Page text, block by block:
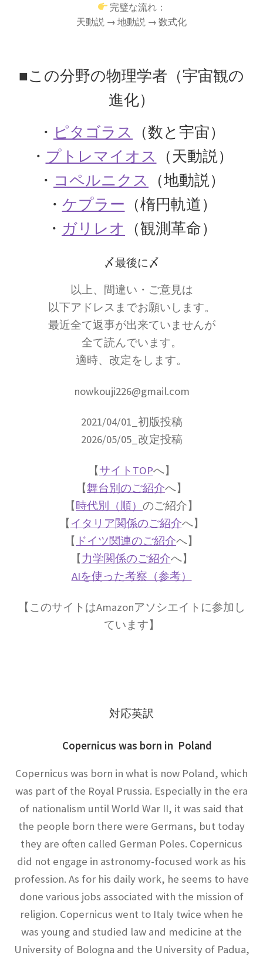
【Alexander Graham Bell‗1847年3月3日 ～1922年
8月2日】 — 声を「距離」から解放した発明家 —
【数学・物理学・天文学で独自の領
域を開拓】
アーサー・コンプトン
【ガンマ線の散乱・吸収を研究｜粒子の波動性
と粒子性を研究】
【原子模型を提唱した原子物理学の父】
イェール大学の関連人物
が学んだ名門
ニュートン・マクスウェルからディラック・ホーキング、他
イタリア関係の物理学者
【コペルニクスからフェルミまでの系譜】
ウィリアム・トムソン
【B・K OM, GCVO, PC, PRS, PRSE】
関係【独語圏最古の大学】
エドウィン・パウエル・ハッブル
_【赤方偏移を示し膨張宇宙論を論じ
ました】
エドワード・テラー
【ハイゼンベルグに学ぶ｜原爆開発推進・水爆
の父】
完璧な流れ：
天動説 → 地動説 → 数式化
■この分野の物理学者（宇宙観の
進化）
・ ピタゴラス
（数と宇宙）
・ プトレマイオス
（天動説）
・ コペルニクス
（地動説）
・ ケプラー （楕円軌道）
・ ガリレオ （観測革命）
〆最後に〆
以上、間違い・ご意見は
以下アドレスまでお願いします。
最近全て返事が出来ていませんが
全て読んでいます。
適時、改定をします。
nowkouji226@gmail.com
2021/04/01_初版投稿
2026/05/05_改定投稿
【サイトTOPへ】
【舞台別のご紹介へ】
【時代別（順） のご紹介】
【 イタリア関係のご紹介へ】
【 ドイツ関連のご紹介へ】
【力学関係のご紹介へ】
AIを使った考察（参考）
【このサイトはAmazonアソシエイトに参加し
ています】
対応英訳
Copernicus was born in Poland
Copernicus was born in what is now Poland, which
was part of the Royal Prussia. Especially in the era
of nationalism until World War II, it was said that
the people born there were Germans, but today
they are often called German Poles. Copernicus
did not engage in astronomy-focused work as his
profession. As for his daily work, he seems to have
done various jobs associated with the mission of
religion. Copernicus went to Italy twice when he
was young and studied law and medicine at the
University of Bologna and the University of Padua,